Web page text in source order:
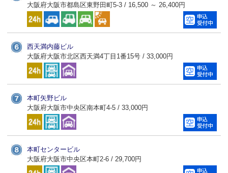
大阪府大阪市都島区東野田町5-3 / 16,500 ～ 26,400円
西天満内藤ビル
大阪府大阪市北区西天満4丁目1番15号 / 33,000円
本町矢野ビル
大阪府大阪市中央区南本町4-5 / 33,000円
本町センタービル
大阪府大阪市中央区本町2-6 / 29,700円